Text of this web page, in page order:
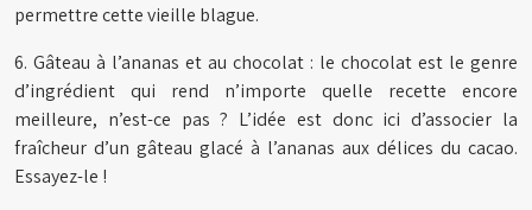
permettre cette vieille blague.
6. Gâteau à l’ananas et au chocolat : le chocolat est le genre
d’ingrédient qui rend n’importe quelle recette encore
meilleure, n’est-ce pas ? L’idée est donc ici d’associer la
fraîcheur d’un gâteau glacé à l’ananas aux délices du cacao.
Essayez-le !